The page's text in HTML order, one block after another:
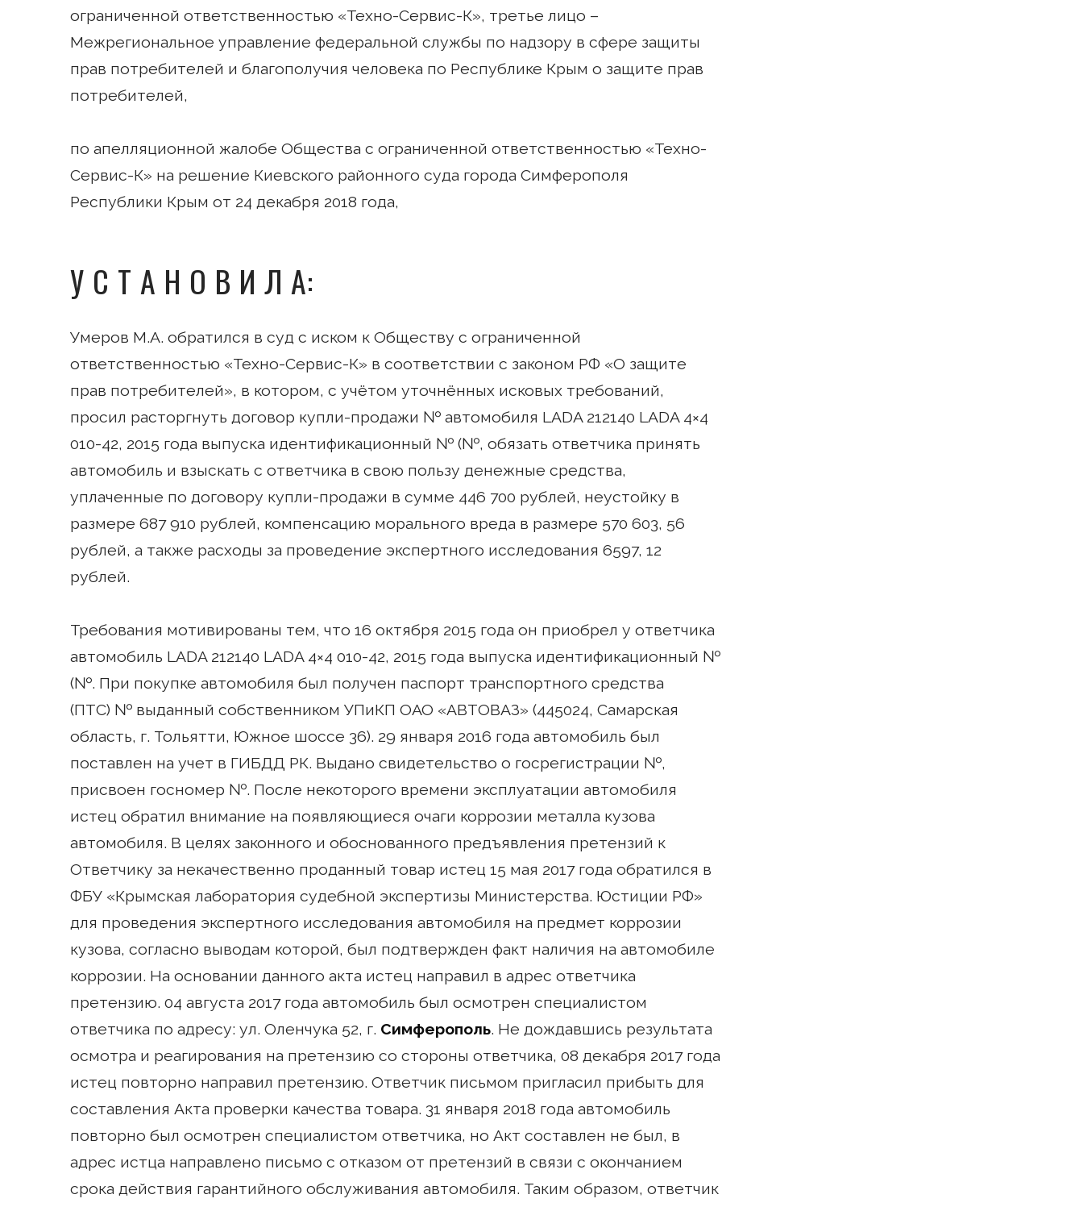
ограниченной ответственностью «Техно-Сервис-К», третье лицо –
Межрегиональное управление федеральной службы по надзору в сфере защиты
прав потребителей и благополучия человека по Республике Крым о защите прав
потребителей,
по апелляционной жалобе Общества с ограниченной ответственностью «Техно-
Сервис-К» на решение Киевского районного суда города Симферополя
Республики Крым от 24 декабря 2018 года,
У С Т А Н О В И Л А:
Умеров М.А. обратился в суд с иском к Обществу с ограниченной
ответственностью «Техно-Сервис-К» в соответствии с законом РФ «О защите
прав потребителей», в котором, с учётом уточнённых исковых требований,
просил расторгнуть договор купли-продажи № автомобиля LADA 212140 LADA 4×4
010-42, 2015 года выпуска идентификационный № (№, обязать ответчика принять
автомобиль и взыскать с ответчика в свою пользу денежные средства,
уплаченные по договору купли-продажи в сумме 446 700 рублей, неустойку в
размере 687 910 рублей, компенсацию морального вреда в размере 570 603, 56
рублей, а также расходы за проведение экспертного исследования 6597, 12
рублей.
Требования мотивированы тем, что 16 октября 2015 года он приобрел у ответчика
автомобиль LADA 212140 LADA 4×4 010-42, 2015 года выпуска идентификационный №
(№. При покупке автомобиля был получен паспорт транспортного средства
(ПТС) № выданный собственником УПиКП ОАО «АВТОВАЗ» (445024, Самарская
область, г. Тольятти, Южное шоссе 36). 29 января 2016 года автомобиль был
поставлен на учет в ГИБДД РК. Выдано свидетельство о госрегистрации №,
присвоен госномер №. После некоторого времени эксплуатации автомобиля
истец обратил внимание на появляющиеся очаги коррозии металла кузова
автомобиля. В целях законного и обоснованного предъявления претензий к
Ответчику за некачественно проданный товар истец 15 мая 2017 года обратился в
ФБУ «Крымская лаборатория судебной экспертизы Министерства. Юстиции РФ»
для проведения экспертного исследования автомобиля на предмет коррозии
кузова, согласно выводам которой, был подтвержден факт наличия на автомобиле
коррозии. На основании данного акта истец направил в адрес ответчика
претензию. 04 августа 2017 года автомобиль был осмотрен специалистом
ответчика по адресу: ул. Оленчука 52, г. Симферополь. Не дождавшись результата
осмотра и реагирования на претензию со стороны ответчика, 08 декабря 2017 года
истец повторно направил претензию. Ответчик письмом пригласил прибыть для
составления Акта проверки качества товара. 31 января 2018 года автомобиль
повторно был осмотрен специалистом ответчика, но Акт составлен не был, в
адрес истца направлено письмо с отказом от претензий в связи с окончанием
срока действия гарантийного обслуживания автомобиля. Таким образом, ответчик